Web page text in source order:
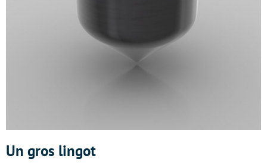
Un gros lingot